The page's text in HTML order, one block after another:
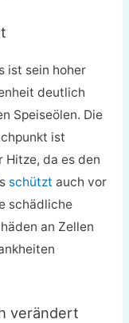
ist sein hoher
deutlich
Speiseölen. Die
ist
da es den
schützt auch vor
schädliche
an Zellen
verändert